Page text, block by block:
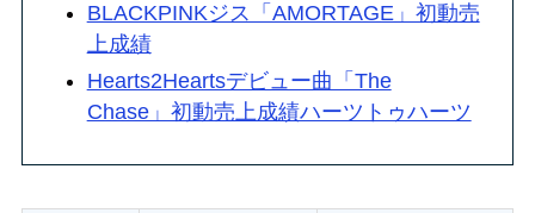
BLACKPINKジス「AMORTAGE」初動売
上成績
Hearts2Heartsデビュー曲「The
Chase」初動売上成績ハーツトゥハーツ